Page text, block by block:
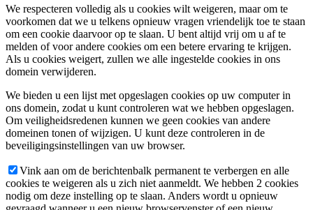
We respecteren volledig als u cookies wilt weigeren, maar om te
voorkomen dat we u telkens opnieuw vragen vriendelijk toe te staan
om een cookie daarvoor op te slaan. U bent altijd vrij om u af te
melden of voor andere cookies om een betere ervaring te krijgen.
Als u cookies weigert, zullen we alle ingestelde cookies in ons
domein verwijderen.
We bieden u een lijst met opgeslagen cookies op uw computer in
ons domein, zodat u kunt controleren wat we hebben opgeslagen.
Om veiligheidsredenen kunnen we geen cookies van andere
domeinen tonen of wijzigen. U kunt deze controleren in de
beveiligingsinstellingen van uw browser.
Vink aan om de berichtenbalk permanent te verbergen en alle
cookies te weigeren als u zich niet aanmeldt. We hebben 2 cookies
nodig om deze instelling op te slaan. Anders wordt u opnieuw